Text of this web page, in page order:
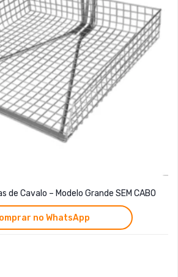
de Cavalo – Modelo Grande SEM CABO
no WhatsApp